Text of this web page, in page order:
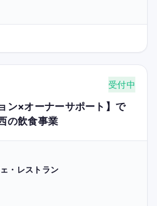
受付中
ン×オーナーサポート】で
の飲食事業
・レストラン